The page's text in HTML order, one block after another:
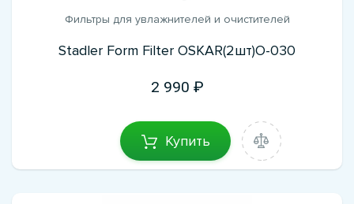
Фильтры для увлажнителей и очистителей
Stadler Form Filter OSKAR(2шт)O-030
2 990
Купить